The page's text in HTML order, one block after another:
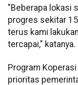
"Beberapa lokasi
progres sekitar
terus kami
tercapai," katanya.
Program
prioritas